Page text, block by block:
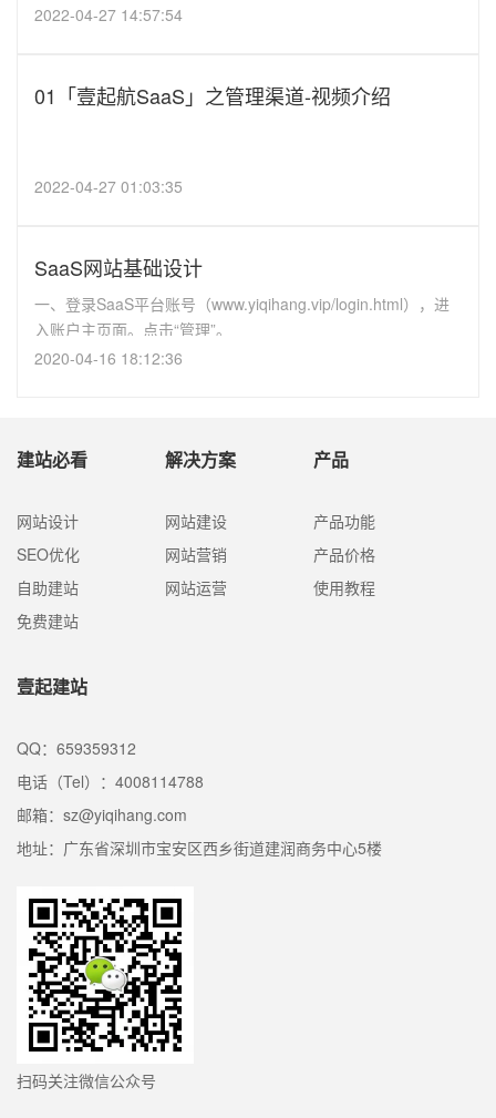
2022-04-27 14:57:54
01「壹起航SaaS」之管理渠道-视频介绍
2022-04-27 01:03:35
SaaS网站基础设计
一、登录SaaS平台账号（www.yiqihang.vip/login.html），进
入账户主页面。点击“管理”。
2020-04-16 18:12:36
建站必看
网站设计
SEO优化
自助建站
免费建站
解决方案
网站建设
网站营销
网站运营
产品
产品功能
产品价格
使用教程
壹起建站
QQ：659359312
电话（Tel）：4008114788
邮箱：sz@yiqihang.com
地址：广东省深圳市宝安区西乡街道建润商务中心5楼
扫码关注微信公众号